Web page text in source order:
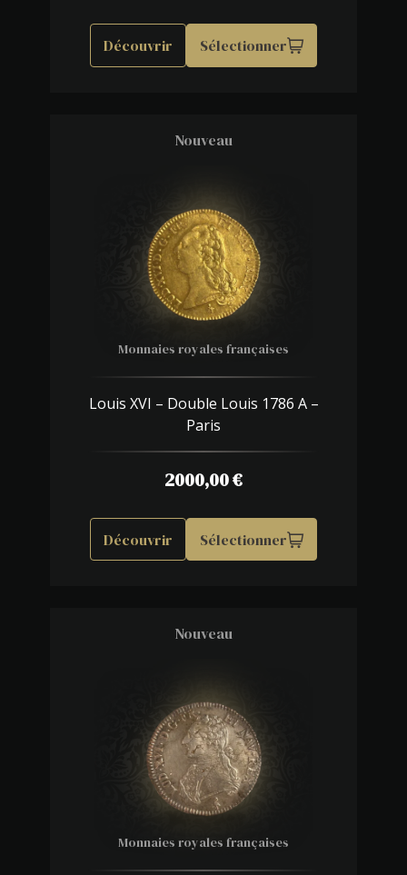
Découvrir Sélectionner
Nouveau
Monnaies royales françaises
Louis XVI – Double Louis 1786 A –
Paris
2000,00€
Découvrir Sélectionner
Nouveau
Monnaies royales françaises